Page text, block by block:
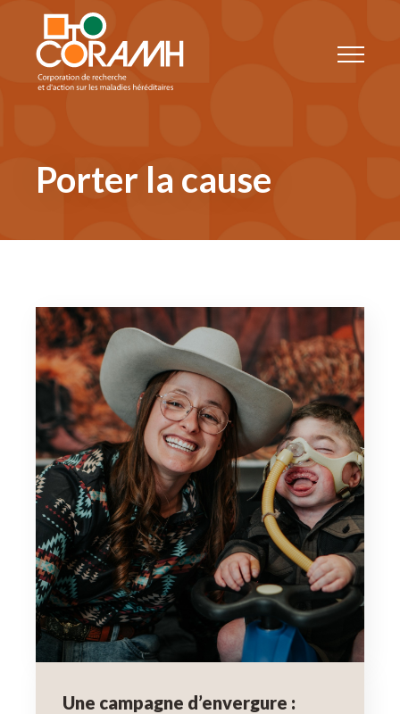
Porter la cause
Une campagne d’envergure :